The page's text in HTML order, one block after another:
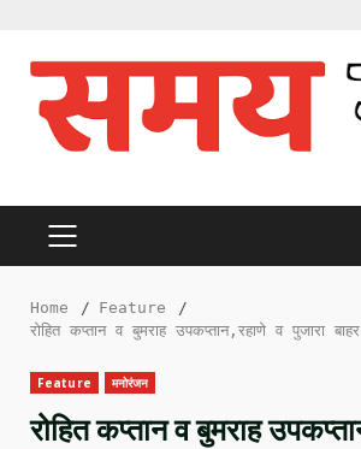
content
PRIMARY
Home
Feature
रोहित कप्तान व बुमराह उपकप्तान,रहाणे व पुजारा बाहर
Feature मनोरंजन
रोहित कप्तान व बुमराह